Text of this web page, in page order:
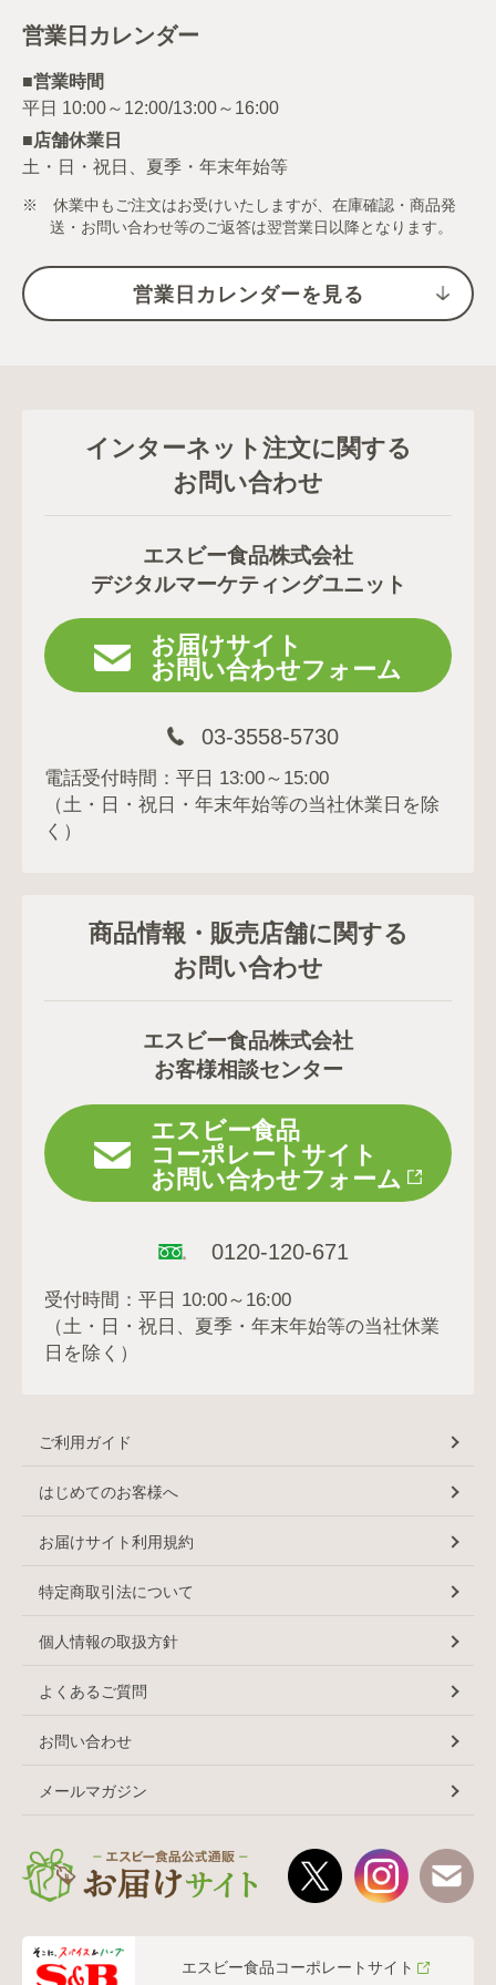
営業日カレンダー
■営業時間
■店舗休業日
土・日・祝日、夏季・年末年始等
※ 休業中もご注文はお受けいたしますが、在庫確認・商品発
送・お問い合わせ等のご返答は翌営業日以降となります。
営業日カレンダーを見る
インターネット注文に関する
お問い合わせ
エスビー食品株式会社
デジタルマーケティングユニット
お届けサイト
お問い合わせフォーム
03-3558-5730
電話受付時間：平日 13:00～15:00
（土・日・祝日・年末年始等の当社休業日を除
く）
商品情報・販売店舗に関する
お問い合わせ
エスビー食品株式会社
お客様相談センター
エスビー食品
コーポレートサイト
お問い合わせフォーム
0120-120-671
受付時間：平日 10:00～16:00
（土・日・祝日、夏季・年末年始等の当社休業
日を除く）
ご利用ガイド
はじめてのお客様へ
お届けサイト利用規約
特定商取引法について
個人情報の取扱方針
よくあるご質問
お問い合わせ
メールマガジン
エスビー食品コーポレートサイト